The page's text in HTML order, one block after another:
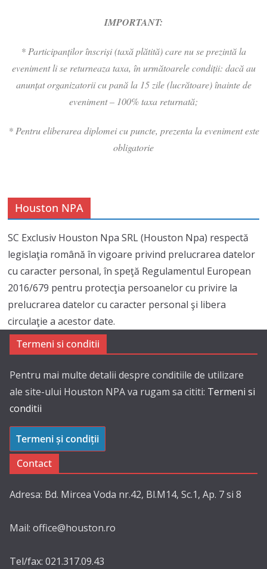
IMPORTANT:
* Participanților înscriși (taxă plătită) care nu se prezintă la
eveniment li se returneaza taxa, în următoarele condiții: dacă au
anunțat organizatorii cu pană la 15 zile (lucrătoare) înainte de
eveniment – 100% taxa returnată;
* Pentru eliberarea diplomei cu puncte, prezenta la eveniment este
obligatorie
Houston NPA
SC Exclusiv Houston Npa SRL (Houston Npa) respectă
legislaţia română în vigoare privind prelucrarea datelor
cu caracter personal, în speţă Regulamentul European
2016/679 pentru protecţia persoanelor cu privire la
prelucrarea datelor cu caracter personal şi libera
circulaţie a acestor date.
Termeni si conditii
Pentru mai multe detalii despre conditiile de utilizare
ale site-ului Houston NPA va rugam sa cititi: Termeni si
conditii
Termeni și condiții
Contact
Adresa: Bd. Mircea Voda nr.42, Bl.M14, Sc.1, Ap. 7 si 8
Mail: office@houston.ro
Tel/fax: 021.317.09.43